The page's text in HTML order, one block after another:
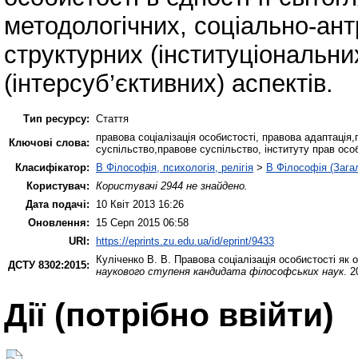
методологічних, соціально-
структурних
(інтерсуб’єктивних) аспектів.
Тип ресурсу: Стаття
Ключові слова: правова соціалізація особистості, правова
суспільство,правове суспільство, інституту прав
Класифікатор:
B Філософія, психологія, релігія > B Філософія
Користувач: Користувачі 2944 не знайдено.
Дата подачі:
10 Квіт 2013 16:26
Оновлення:
15 Серп 2015 06:58
URI: https://eprints.zu.edu.ua/id/eprint/9433
ДСТУ 8302:2015:
Куліченко В. В.
Правова соціалізація особистості
наукового ступеня кандидата філософських наук.
Дії ​​(потрібно ввійти)